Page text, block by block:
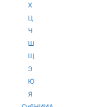
Х
Ц
Ч
Ш
Щ
Э
Ю
Я